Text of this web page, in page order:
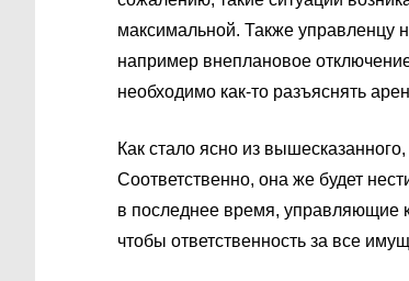
максимальной. Также управленцу
например внеплановое
необходимо как-то разъяснять
Как стало ясно из
Соответственно, она же будет
в последнее время, управляющие
чтобы ответственность за все